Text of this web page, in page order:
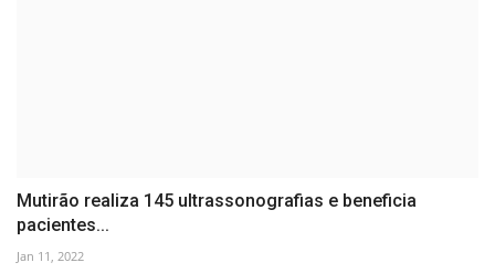
Mutirão realiza 145 ultrassonografias e beneficia
pacientes...
Jan 11, 2022